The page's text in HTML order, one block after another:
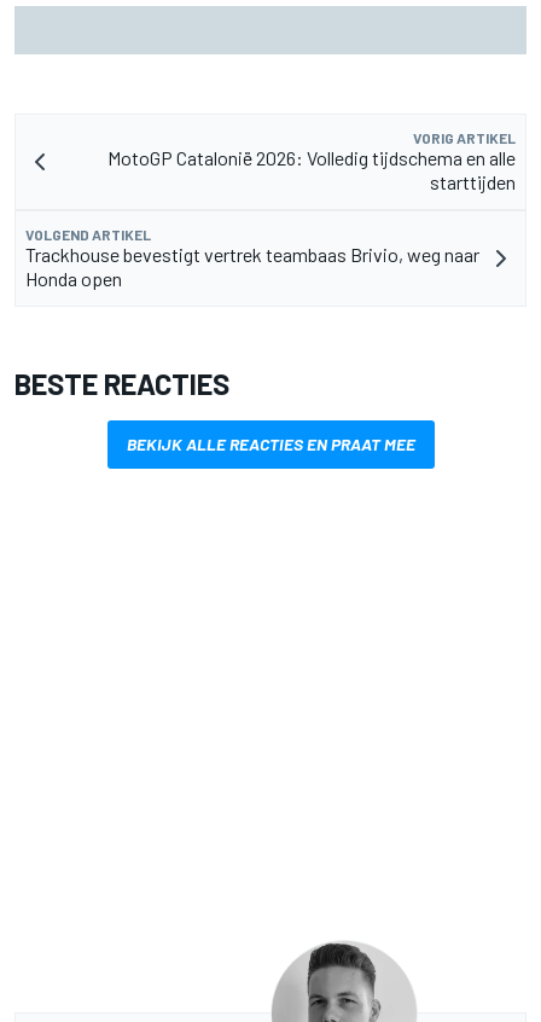
VORIG ARTIKEL
MotoGP Catalonië 2026: Volledig tijdschema en alle
starttijden
VOLGEND ARTIKEL
Trackhouse bevestigt vertrek teambaas Brivio, weg naar
Honda open
BESTE REACTIES
BEKIJK ALLE REACTIES EN PRAAT MEE